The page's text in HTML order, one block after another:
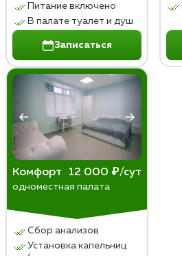
Питание включено
В палате туалет и душ
Записаться
Комфорт 12 000 ₽/сут
одноместная палата
Сбор анализов
Установка капельниц